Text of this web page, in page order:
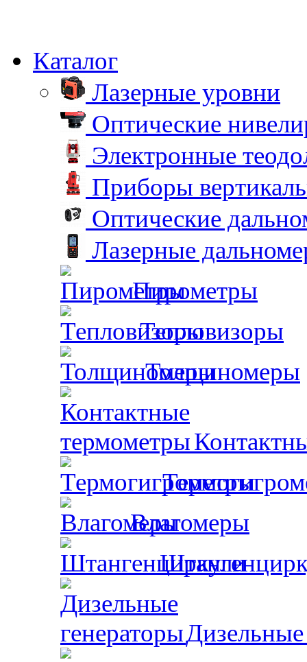
Каталог
Лазерные уровни
Оптические
Электронные
Приборы
Оптические
Лазерные
Пирометры
Тепловизоры
Толщиномеры
Влагомеры